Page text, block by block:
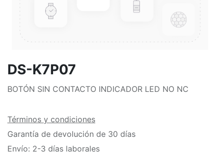
DS-K7P07
BOTÓN SIN CONTACTO INDICADOR LED NO NC
Términos y condiciones
Garantía de devolución de 30 días
Envío: 2-3 días laborales